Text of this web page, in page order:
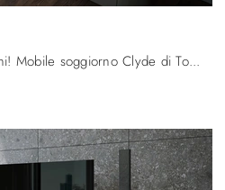
Clicca e ottieni informazioni! Mobile soggiorno Clyde di Tonin Casa in laccato lucido: ti aspetta per arricchire le tue stanze moderne.